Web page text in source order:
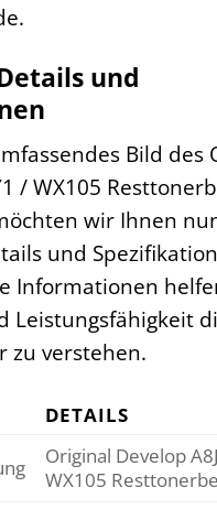
und
Bild des
/ WX105
wir Ihnen
und
Informationen
Leistungsfähigkeit
zu verstehen.
DETAILS
Original Develop
WX105